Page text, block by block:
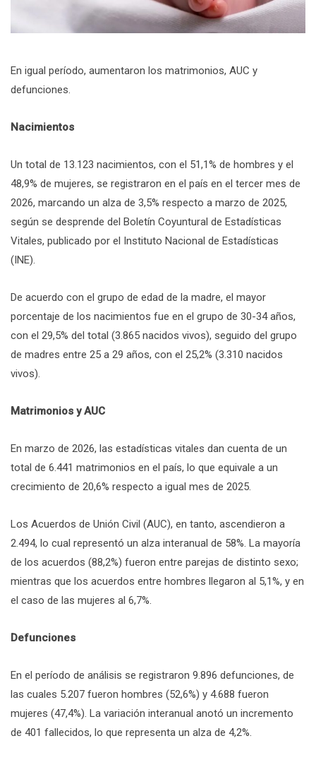
En igual período, aumentaron los matrimonios, AUC y
defunciones.
Nacimientos
Un total de 13.123 nacimientos, con el 51,1% de hombres y el
48,9% de mujeres, se registraron en el país en el tercer mes de
2026, marcando un alza de 3,5% respecto a marzo de 2025,
según se desprende del Boletín Coyuntural de Estadísticas
Vitales, publicado por el Instituto Nacional de Estadísticas
(INE).
De acuerdo con el grupo de edad de la madre, el mayor
porcentaje de los nacimientos fue en el grupo de 30-34 años,
con el 29,5% del total (3.865 nacidos vivos), seguido del grupo
de madres entre 25 a 29 años, con el 25,2% (3.310 nacidos
vivos).
Matrimonios y AUC
En marzo de 2026, las estadísticas vitales dan cuenta de un
total de 6.441 matrimonios en el país, lo que equivale a un
crecimiento de 20,6% respecto a igual mes de 2025.
Los Acuerdos de Unión Civil (AUC), en tanto, ascendieron a
2.494, lo cual representó un alza interanual de 58%. La mayoría
de los acuerdos (88,2%) fueron entre parejas de distinto sexo;
mientras que los acuerdos entre hombres llegaron al 5,1%, y en
el caso de las mujeres al 6,7%.
Defunciones
En el período de análisis se registraron 9.896 defunciones, de
las cuales 5.207 fueron hombres (52,6%) y 4.688 fueron
mujeres (47,4%). La variación interanual anotó un incremento
de 401 fallecidos, lo que representa un alza de 4,2%.